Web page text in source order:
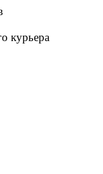
курьера